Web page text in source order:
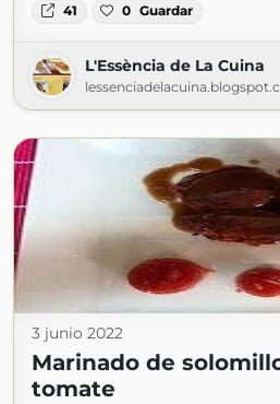
41 0 Guardar
L'Essència de La Cuina
3 junio 2022
Marinado de
tomate